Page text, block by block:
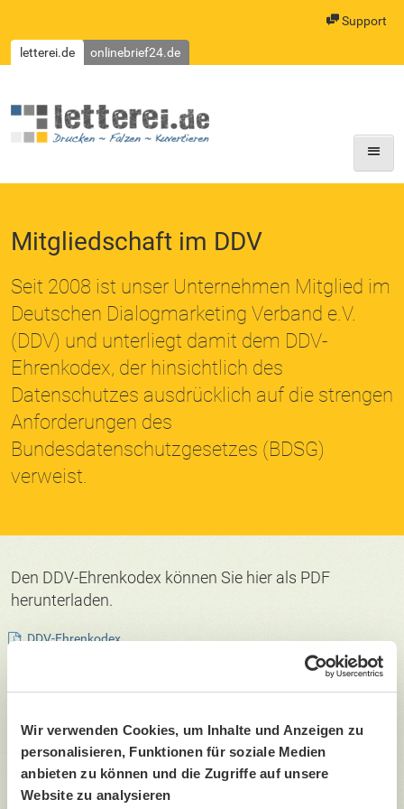
Wir verwenden Cookies, um Inhalte und Anzeigen zu
personalisieren, Funktionen für soziale Medien
anbieten zu können und die Zugriffe auf unsere
Website zu analysieren
Support
letterei.de onlinebrief24.de
Mitgliedschaft im DDV
Seit 2008 ist unser Unternehmen Mitglied im
Deutschen Dialogmarketing Verband e.V.
(DDV) und unterliegt damit dem DDV-
Ehrenkodex, der hinsichtlich des
Datenschutzes ausdrücklich auf die strengen
Anforderungen des
Bundesdatenschutzgesetzes (BDSG)
verweist.
Den DDV-Ehrenkodex können Sie hier als PDF
herunterladen.
DDV-Ehrenkodex